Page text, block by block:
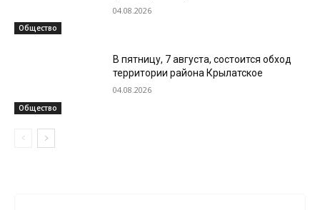
Общество
04.08.2026
Общество
В пятницу, 7 августа, состоится обход
территории района Крылатское
04.08.2026